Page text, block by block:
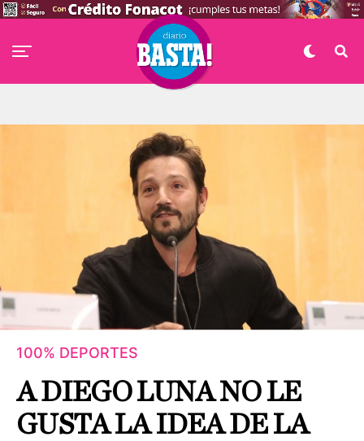
100% DEPORTES
A DIEGO LUNA NO LE
GUSTA LA IDEA DE LA